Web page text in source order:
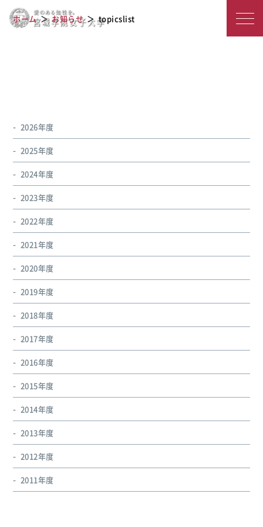
宮
topicslist
ホーム お知らせ topicslist
2026年度
2025年度
2024年度
2023年度
2022年度
2021年度
2020年度
2019年度
2018年度
2017年度
2016年度
2015年度
2014年度
2013年度
2012年度
2011年度